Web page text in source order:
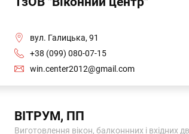
вул. Галицька, 91
+38 (099) 080-07-15
win.center2012@gmail.com
ВІТРУМ, ПП
Виготовлення вікон, балконнних і вхідних